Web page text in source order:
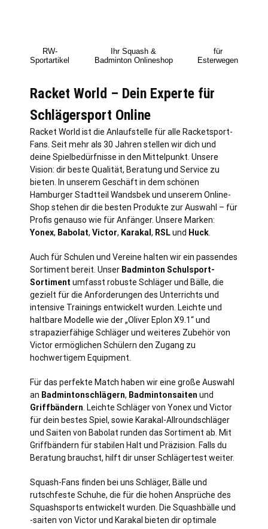
RW-
Sportartikel
Ihr Squash &
Badminton Onlineshop
für
Esterwegen
Racket World – Dein Experte für
Schlägersport Online
Racket World ist die Anlaufstelle für alle Racketsport-
Fans. Seit mehr als 30 Jahren stellen wir dich und
deine Spielbedürfnisse in den Mittelpunkt. Unsere
Vision: dir beste Qualität, Beratung und Service zu
bieten. In unserem Geschäft in dem schönen
Hamburger Stadtteil Wandsbek und unserem Online-
Shop stehen dir die besten Produkte zur Auswahl – für
Profis genauso wie für Anfänger. Unsere Marken:
Yonex, Babolat, Victor, Karakal , RSLund Huck
Auch für Schulen und Vereine halten wir ein passendes
Sortiment bereit. Unser Badminton Schulsport-
Sortiment umfasst robuste Schläger und Bälle, die
gezielt für die Anforderungen des Unterrichts und
intensive Trainings entwickelt wurden. Leichte und
haltbare Modelle wie der „Oliver Eplon X9.1“ und
strapazierfähige Schläger und weiteres Zubehör von
Victor ermöglichen Schülern den Zugang zu
hochwertigem Equipment.
Für das perfekte Match haben wir eine große Auswahl
an Badmintonschlägern, Badmintonsaiten und
Griffbändern . Leichte Schläger von Yonex und Victor
für dein bestes Spiel, sowie Karakal-Allroundschläger
und Saiten von Babolat runden das Sortiment ab. Mit
Griffbändern für stabilen Halt und Präzision. Falls du
Beratung brauchst, hilft dir unser Schlägertest weiter.
Squash-Fans finden bei uns Schläger, Bälle und
rutschfeste Schuhe, die für die hohen Ansprüche des
Squashsports entwickelt wurden. Die Squashbälle und
-saiten von Victor und Karakal bieten dir optimale